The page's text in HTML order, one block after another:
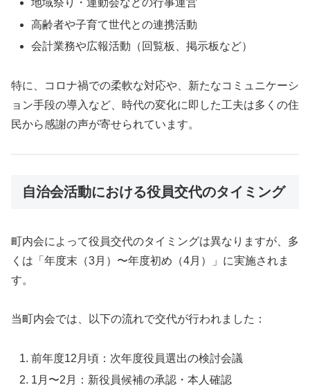
地域祭り・運動会などの行事運営
高齢者や子育て世代との連携活動
会計業務や広報活動（回覧板、掲示板など）
特に、コロナ禍での柔軟な対応や、新たなコミュニケーシ
ョン手段の導入など、時代の変化に即した工夫は多くの住
民から感謝の声が寄せられています。
自治会活動における役員交代のタイミング
町内会によって役員交代のタイミングは異なりますが、多
くは「年度末（3月）〜年度初め（4月）」に実施されま
す。
当町内会では、以下の流れで交代が行われました：
前年度12月頃：次年度役員選出の検討会議
1月〜2月：新役員候補の承認・本人確認